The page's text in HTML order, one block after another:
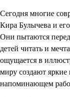
Сегодня многие
Кира Булычева и
Они пытаются
детей читать и
ощущается в
миру создают
напоминающем